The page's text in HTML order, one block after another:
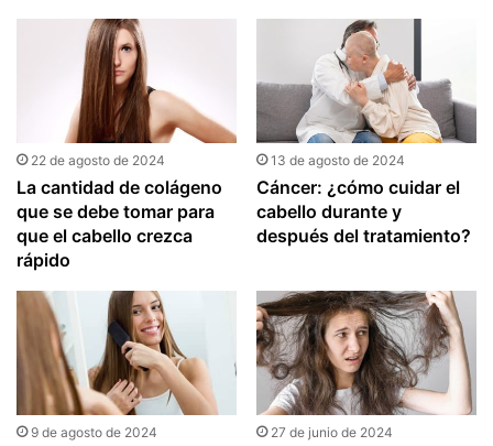
22 de agosto de 2024
La cantidad de colágeno
que se debe tomar para
que el cabello crezca
rápido
13 de agosto de 2024
Cáncer: ¿cómo cuidar el
cabello durante y
después del tratamiento?
9 de agosto de 2024 27 de junio de 2024